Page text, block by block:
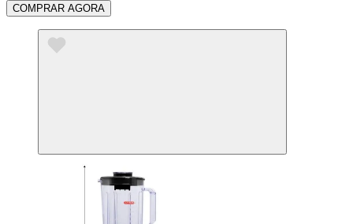
COMPRAR AGORA